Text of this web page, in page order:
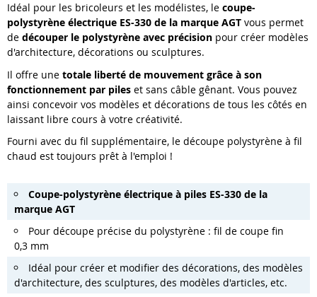
Idéal pour les bricoleurs et les modélistes, le coupe-
polystyrène électrique ES-330 de la marque AGT vous permet
de découper le polystyrène avec précision pour créer modèles
d'architecture, décorations ou sculptures.
Il offre une totale liberté de mouvement grâce à son
fonctionnement par piles et sans câble gênant. Vous pouvez
ainsi concevoir vos modèles et décorations de tous les côtés en
laissant libre cours à votre créativité.
Fourni avec du fil supplémentaire, le découpe polystyrène à fil
chaud est toujours prêt à l'emploi !
Coupe-polystyrène électrique à piles ES-330 de la
marque AGT
Pour découpe précise du polystyrène : fil de coupe fin
0,3 mm
Idéal pour créer et modifier des décorations, des modèles
d'architecture, des sculptures, des modèles d'articles, etc.